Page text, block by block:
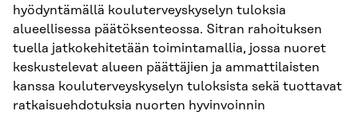
hyödyntämällä kouluterveyskyselyn tuloksia
alueellisessa päätöksenteossa. Sitran rahoituksen
tuella jatkokehitetään toimintamallia, jossa nuoret
keskustelevat alueen päättäjien ja ammattilaisten
kanssa kouluterveyskyselyn tuloksista sekä tuottavat
ratkaisuehdotuksia nuorten hyvinvoinnin